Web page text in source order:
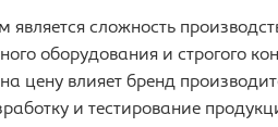
сложность
оборудования и строгого
цену влияет бренд
и тестирование